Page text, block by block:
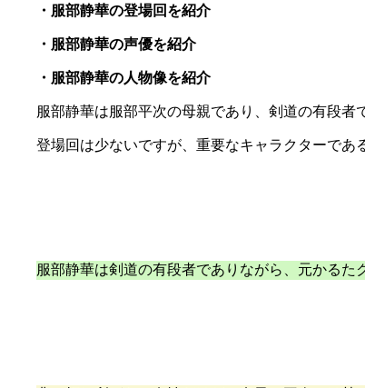
・服部静華の登場回を紹介
・服部静華の声優を紹介
・服部静華の人物像を紹介
服部静華は服部平次の母親であり、剣道の有段者
登場回は少ないですが、重要なキャラクターであ
服部静華は剣道の有段者でありながら、元かるた